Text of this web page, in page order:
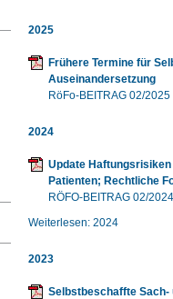
2025
Frühere Termine für
Auseinandersetzung
RöFo-BEITRAG 02/2025
2024
Update
Patienten; Rechtliche
RÖFO-BEITRAG 02/2024
Weiterlesen: 2024
2023
Selbstbeschaffte Sach-